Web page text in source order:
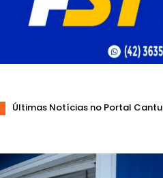
Últimas Notícias no Portal Cantu